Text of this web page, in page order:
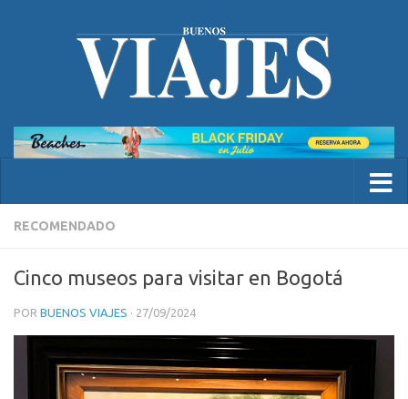
RECOMENDADO
Cinco museos para visitar en Bogotá
POR BUENOS VIAJES · 27/09/2024